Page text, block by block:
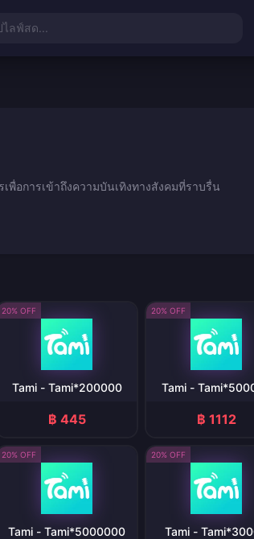
ไลฟ์สด...
พื่อการเข้าถึงความบันเทิงทางสังคมที่ราบรื่น
20% OFF
Tami - Tami*200000
฿ 445
20% OFF
Tami -
฿ 1112
20% OFF
Tami - Tami*5000000
20% OFF
Tami -